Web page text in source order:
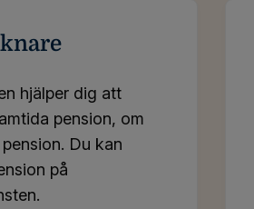
hjälper dig att
pension, om
Du kan
på